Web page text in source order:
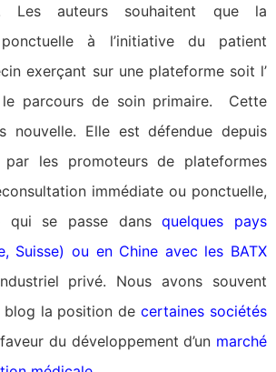
Les auteurs souhaitent que la
ponctuelle à l’initiative du patient
exerçant sur une plateforme soit l’
parcours de soin primaire.
Cette
nouvelle. Elle est défendue depuis
par les promoteurs de plateformes
immédiate ou ponctuelle,
qui se passe dansquelques pays
Suisse) ou en Chine avec les BATX
privé. Nous avons souvent
la position de certaines sociétés
du développement d’un marché